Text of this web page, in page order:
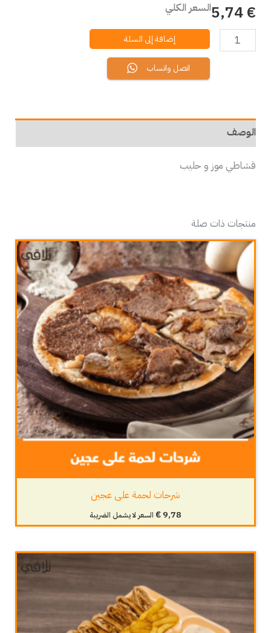
السعر الكلي € 5,74
إضافة إلى السلة
اتصل واتساب
الوصف
قشاطي موز و حليب
منتجات ذات صلة
شرحات لحمة على عجين
€9,78 السعر لا يشمل الضريبة